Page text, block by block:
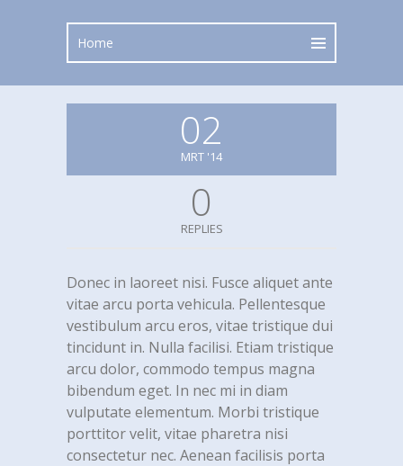
02
MRT '14
0
REPLIES
Donec in laoreet nisi. Fusce aliquet ante
vitae arcu porta vehicula. Pellentesque
vestibulum arcu eros, vitae tristique dui
tincidunt in. Nulla facilisi. Etiam tristique
arcu dolor, commodo tempus magna
bibendum eget. In nec mi in diam
vulputate elementum. Morbi tristique
porttitor velit, vitae pharetra nisi
consectetur nec. Aenean facilisis porta